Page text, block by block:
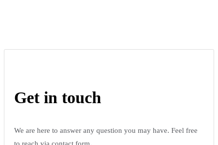
Get in touch
We are here to answer any question you may have. Feel free